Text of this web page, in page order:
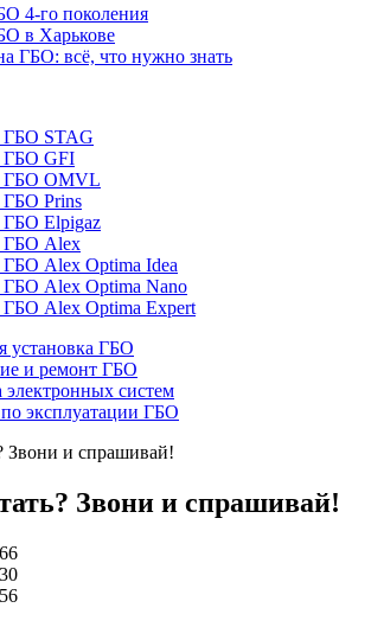
4-го поколения
в Харькове
ГБО: всё, что нужно знать
установка ГБО
и ремонт ГБО
электронных систем
эксплуатации ГБО
Звони и спрашивай!